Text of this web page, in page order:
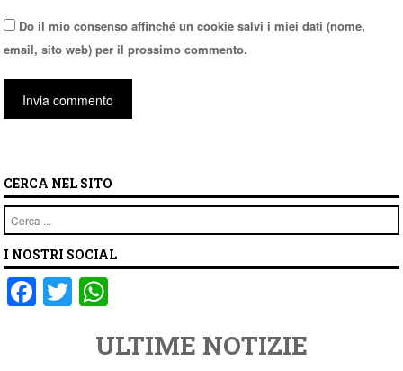
Do il mio consenso affinché un cookie salvi i miei dati (nome,
email, sito web) per il prossimo commento.
CERCA NEL SITO
Cerca
I NOSTRI SOCIAL
F
a
T
wi
at
ULTIME NOTIZIE